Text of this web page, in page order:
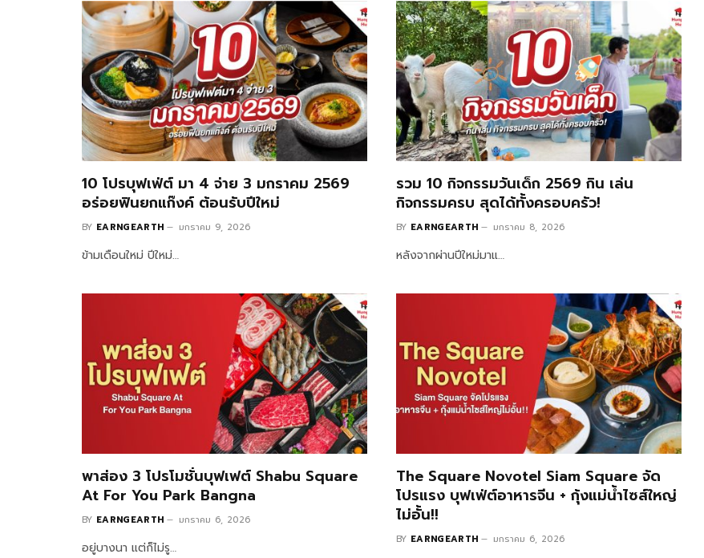
10 โปรบุฟเฟ่ต์ มา 4 จ่าย 3 มกราคม 2569
อร่อยฟินยกแก๊งค์ ต้อนรับปีใหม่
BY EARNGEARTH มกราคม 9, 2026
ข้ามเดือนใหม่ ปีใหม่…
รวม 10 กิจกรรมวันเด็ก 2569 กิน เล่น
กิจกรรมครบ สุดได้ทั้งครอบครัว!
BY EARNGEARTH มกราคม 8, 2026
หลังจากผ่านปีใหม่มาแ…
พาส่อง 3 โปรโมชั่นบุฟเฟต์ Shabu Square
At For You Park Bangna
BY EARNGEARTH มกราคม 6, 2026
อยู่บางนา แต่ก็ไม่รู…
The Square Novotel Siam Square จัด
โปรแรง บุฟเฟ่ต์อาหารจีน + กุ้งแม่น้ำไซส์ใหญ่
ไม่อั้น!!
BY EARNGEARTH มกราคม 6, 2026